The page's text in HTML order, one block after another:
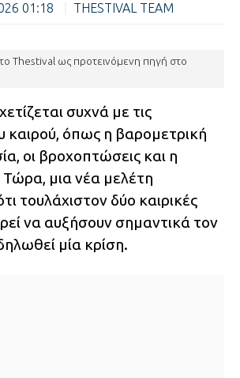
01:18 THESTIVAL TEAM
Thestival ως προτεινόμενη πηγή στο
συχνά με τις
καιρού, όπως η βαρομετρική
οι βροχοπτώσεις και η
μια νέα μελέτη
τουλάχιστον δύο καιρικές
να αυξήσουν σημαντικά τον
μία κρίση.